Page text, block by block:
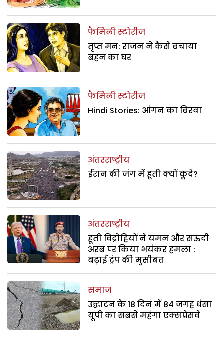
फैमिली स्टोरीज
तृप्त मन: राजन ने कैसे बचाया
बहन का घर
फैमिली स्टोरीज
Hindi Stories: आंगन का बिरवा
अंतरराष्ट्रीय
ईरान की जंग में हूती क्यों कूदे?
अंतरराष्ट्रीय
हूती विद्रोहियों ने यमन और सऊदी
अरब पर किया भयंकर हमला :
बढ़ाई ट्रंप की मुसीबत
समाज
उद्घाटन के 18 दिन में 84 जगह धंसा
यूपी का सबसे महंगा एक्सप्रेसवे